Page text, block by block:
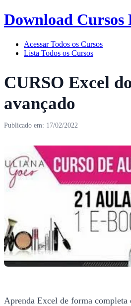
Download Cursos
Acessar Todos os Cursos
Lista Todos os Cursos
CURSO Excel
avançado
Publicado em: 17/02/2022
Aprenda Excel de forma completa